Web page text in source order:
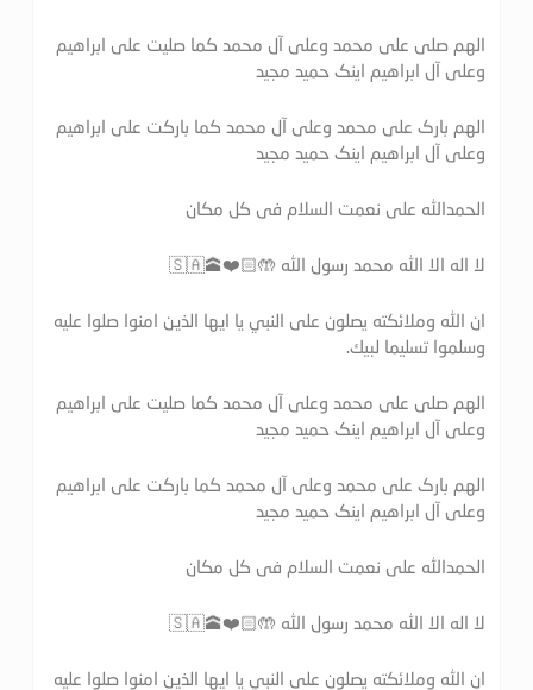
الهم صلی علی محمد وعلی آل محمد کما صلیت علی ابراهیم
وعلی آل ابراهیم اینک حمید مجید
الهم بارک علی محمد وعلی آل محمد کما بارکت علی ابراهیم
وعلی آل ابراهیم اینک حمید مجید
الحمدالله علی نعمت السلام فی کل مکان
لا اله الا الله محمد رسول الله 🤲🏻❤️🕋🇸🇦
ان الله وملائكته يصلون على النبي يا ايها الذين امنوا صلوا عليه
وسلموا تسليما لبيك.
الهم صلی علی محمد وعلی آل محمد کما صلیت علی ابراهیم
وعلی آل ابراهیم اینک حمید مجید
الهم بارک علی محمد وعلی آل محمد کما بارکت علی ابراهیم
وعلی آل ابراهیم اینک حمید مجید
الحمدالله علی نعمت السلام فی کل مکان
لا اله الا الله محمد رسول الله 🤲🏻❤️🕋🇸🇦
ان الله وملائكته يصلون على النبي يا ايها الذين امنوا صلوا عليه